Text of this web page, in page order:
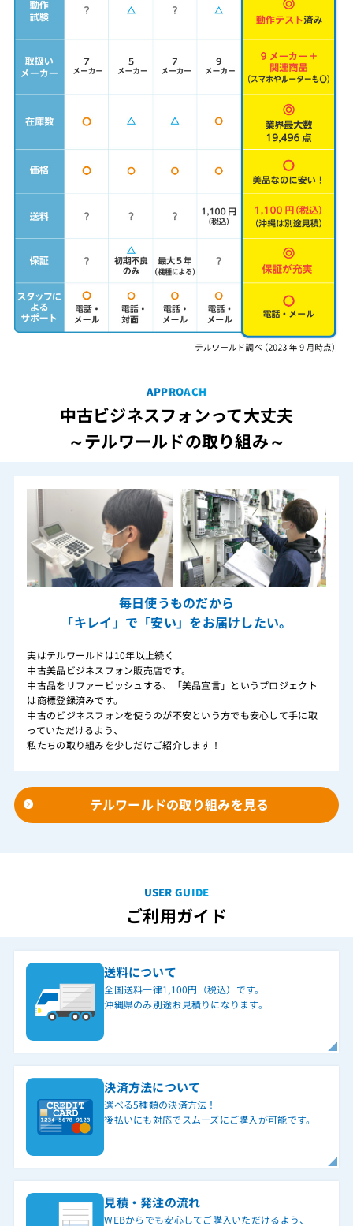
APPROACH
中古ビジネスフォンって大丈夫
～テルワールドの取り組み～
毎日使うものだから
「キレイ」で「安い」をお届けしたい。
実はテルワールドは10年以上続く
中古美品ビジネスフォン販売店です。
中古品をリファービッシュする、「美品宣言」というプロジェクト
は商標登録済みです。
中古のビジネスフォンを使うのが不安という方でも安心して手に取
っていただけるよう、
私たちの取り組みを少しだけご紹介します！
テルワールドの取り組みを見る
USER GUIDE
ご利用ガイド
送料について
全国送料一律1,100円（税込）です。
沖縄県のみ別途お見積りになります。
決済方法について
選べる5種類の決済方法！
後払いにも対応でスムーズにご購入が可能です。
見積・発注の流れ
WEBからでも安心してご購入いただけるよう、